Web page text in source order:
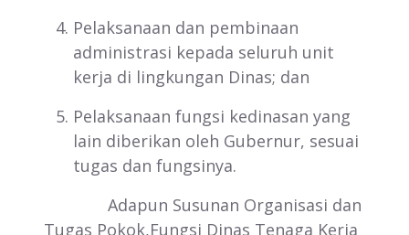
Pelaksanaan dan pembinaan
administrasi kepada seluruh unit
kerja di lingkungan Dinas; dan
Pelaksanaan fungsi kedinasan yang
lain diberikan oleh Gubernur, sesuai
tugas dan fungsinya.
Adapun Susunan Organisasi dan
Tugas Pokok,Fungsi Dinas Tenaga Kerja